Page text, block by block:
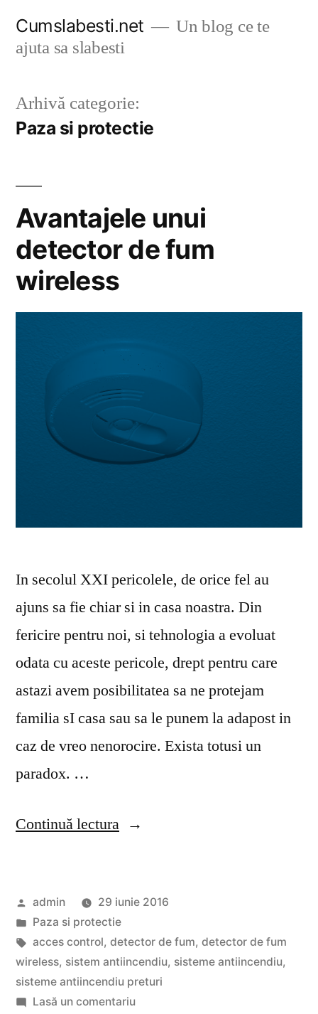
Cumslabesti.net
Un blog ce te
ajuta sa slabesti
Arhivă categorie:
Paza si protectie
Avantajele unui
detector de fum
wireless
In secolul XXI pericolele, de orice fel au
ajuns sa fie chiar si in casa noastra. Din
fericire pentru noi, si tehnologia a evoluat
odata cu aceste pericole, drept pentru care
astazi avem posibilitatea sa ne protejam
familia sI casa sau sa le punem la adapost in
caz de vreo nenorocire. Exista totusi un
paradox. …
Continuă lectura„Avantajele
de
fum
wireless”
Publicat
de
admin
29 iunie 2016
Publicat
în
Paza si protectie
Etichete:
acces control, detector de fum, detector de fum
wireless, sistem antiincendiu, sisteme antiincendiu,
sisteme antiincendiu preturi
Lasă un comentariula